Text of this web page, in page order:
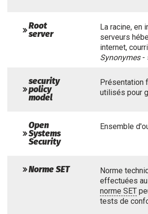
Root
server
La racine, en
serveurs
internet,
Synonymes-
security
policy
model
Présentation
utilisés pour
Open
Systems
Security
Ensemble
Norme SET
Norme
effectuées
norme SET
tests de